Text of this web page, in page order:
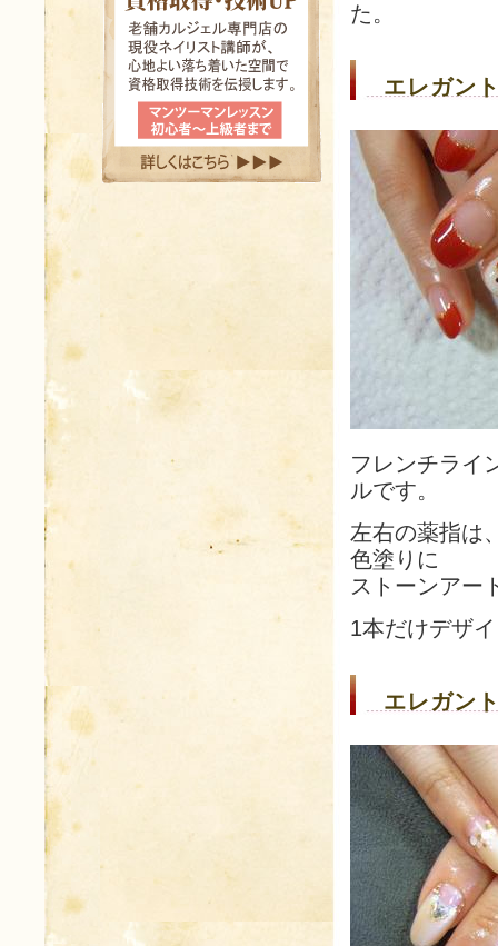
た。
エレガン
フレンチライ
ルです。
左右の薬指は
色塗りに
ストーンアー
1本だけデザ
エレガン